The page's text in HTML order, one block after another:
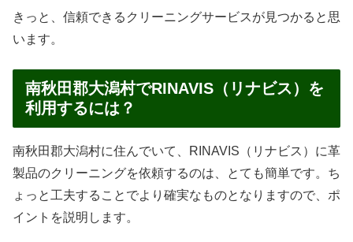
きっと、信頼できるクリーニングサービスが見つかると思
います。
南秋田郡大潟村でRINAVIS（リナビス）を
利用するには？
南秋田郡大潟村に住んでいて、RINAVIS（リナビス）に革
製品のクリーニングを依頼するのは、とても簡単です。ち
ょっと工夫することでより確実なものとなりますので、ポ
イントを説明します。